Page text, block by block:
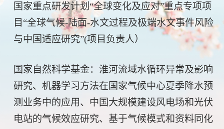
国家重点研发计划“全球变化及应对”重点专项项
目“全球气候-陆面-水文过程及极端水文事件风险
与中国适应研究”(项目负责人）
国家自然科学基金：淮河流域水循环异常及影响
研究、机器学习方法在国家气候中心夏季降水预
测业务中的应用、中国大规模建设风电场和光伏
电站的气候效应研究、基于气候模式和资料同化